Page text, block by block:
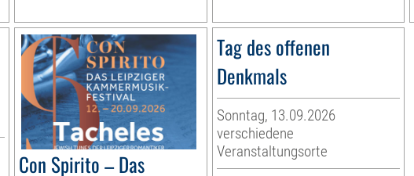
Con Spirito – Das
Tag des offenen
Denkmals
Sonntag, 13.09.2026
verschiedene
Veranstaltungsorte